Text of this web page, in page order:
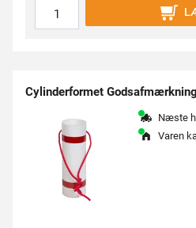
Cylinderformet
Næste
Varen